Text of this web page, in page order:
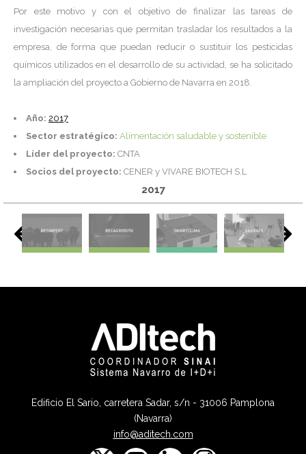
Por este motivo y con el objetivo de finalizar las tareas de
investigación necesarias que permitan trasladar los resultados a la
empresa, de forma que puedan reducir o sustituir los pesticidas
químicos utilizados en el desarrollo de su actividad, se ha solicitado
la ampliación del proyecto a Gobierno de Navarra en 2018.
Año: 2017
Sector estratégico: Alimentación saludable y sostenible
Líder del proyecto: CNTA
Socios del proyecto: CENER y VIVARE BIOTECH S.L
2017
Edificio El Sario, carretera Sadar, s/n - 31006 Pamplona
(Navarra)
info@aditech.com